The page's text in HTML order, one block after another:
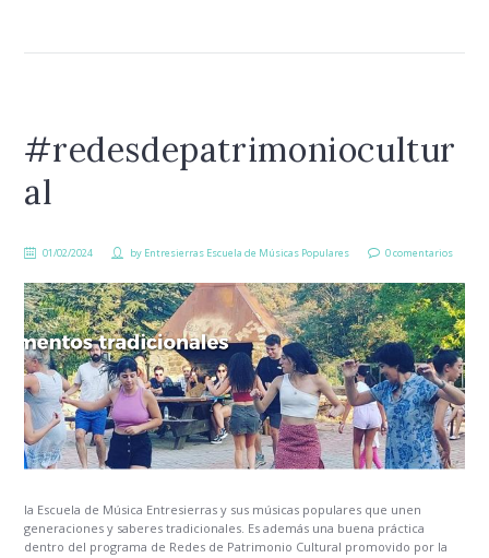
#redesdepatrimoniocultur
al
01/02/2024 by Entresierras Escuela de Músicas Populares 0 comentarios
la Escuela de Música Entresierras y sus músicas populares que unen
generaciones y saberes tradicionales. Es además una buena práctica
dentro del programa de Redes de Patrimonio Cultural promovido por la